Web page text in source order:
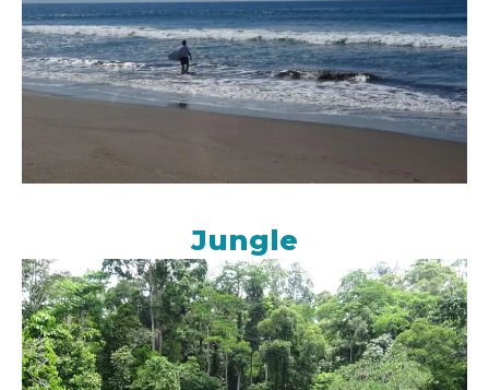
Jungle